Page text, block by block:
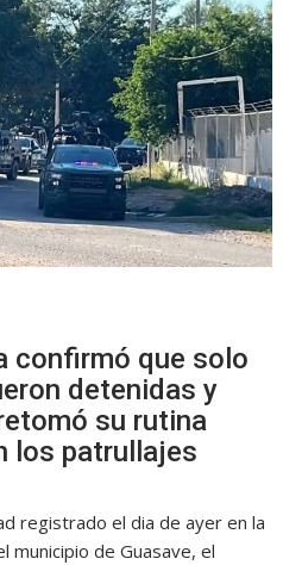
confirmó que solo
detenidas y
su rutina
los patrullajes
registrado el dia de ayer en la
municipio de Guasave, el